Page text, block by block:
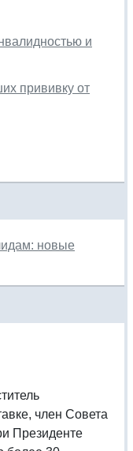
и
прививку от
новые
член Совета
Президенте